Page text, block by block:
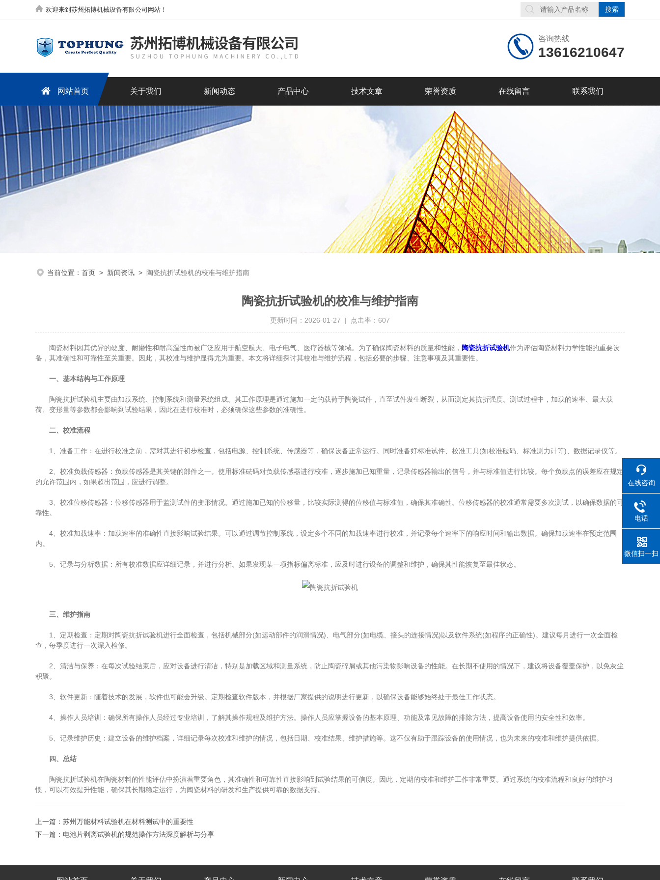
欢迎来到苏州拓博机械设备有限公司网站！
咨询热线
13616210647
网站首页 关于我们 新闻动态 产品中心 技术文章 荣誉资质 在线留言 联系我们
当前位置： 首页 > 新闻资讯 > 陶瓷抗折试验机的校准与维护指南
陶瓷抗折试验机的校准与维护指南
更新时间：2026-01-27 | 点击率：607
陶瓷材料因其优异的硬度、耐磨性和耐高温性而被广泛应用于航空航天、电子电气、医疗器械等领域。为了确保陶瓷材料的质量和性能， 陶瓷抗折试验机作为评估陶瓷材料力学性能的重要设
备，其准确性和可靠性至关重要。因此，其校准与维护显得尤为重要。本文将详细探讨其校准与维护流程，包括必要的步骤、注意事项及其重要性。
一、基本结构与工作原理
陶瓷抗折试验机主要由加载系统、控制系统和测量系统组成。其工作原理是通过施加一定的载荷于陶瓷试件，直至试件发生断裂，从而测定其抗折强度。测试过程中，加载的速率、最大载
荷、变形量等参数都会影响到试验结果，因此在进行校准时，必须确保这些参数的准确性。
二、校准流程
1、准备工作：在进行校准之前，需对其进行初步检查，包括电源、控制系统、传感器等，确保设备正常运行。同时准备好标准试件、校准工具(如校准砝码、标准测力计等)、数据记录仪等。
2、校准负载传感器：负载传感器是其关键的部件之一。使用标准砝码对负载传感器进行校准，逐步施加已知重量，记录传感器输出的信号，并与标准值进行比较。每个负载点的误差应在规定
的允许范围内，如果超出范围，应进行调整。
3、校准位移传感器：位移传感器用于监测试件的变形情况。通过施加已知的位移量，比较实际测得的位移值与标准值，确保其准确性。位移传感器的校准通常需要多次测试，以确保数据的可
靠性。
4、校准加载速率：加载速率的准确性直接影响试验结果。可以通过调节控制系统，设定多个不同的加载速率进行校准，并记录每个速率下的响应时间和输出数据。确保加载速率在预定范围
内。
5、记录与分析数据：所有校准数据应详细记录，并进行分析。如果发现某一项指标偏离标准，应及时进行设备的调整和维护，确保其性能恢复至最佳状态。
三、维护指南
1、定期检查：定期对陶瓷抗折试验机进行全面检查，包括机械部分(如运动部件的润滑情况)、电气部分(如电缆、接头的连接情况)以及软件系统(如程序的正确性)。建议每月进行一次全面检
查，每季度进行一次深入检修。
2、清洁与保养：在每次试验结束后，应对设备进行清洁，特别是加载区域和测量系统，防止陶瓷碎屑或其他污染物影响设备的性能。在长期不使用的情况下，建议将设备覆盖保护，以免灰尘
积聚。
3、软件更新：随着技术的发展，软件也可能会升级。定期检查软件版本，并根据厂家提供的说明进行更新，以确保设备能够始终处于最佳工作状态。
4、操作人员培训：确保所有操作人员经过专业培训，了解其操作规程及维护方法。操作人员应掌握设备的基本原理、功能及常见故障的排除方法，提高设备使用的安全性和效率。
5、记录维护历史：建立设备的维护档案，详细记录每次校准和维护的情况，包括日期、校准结果、维护措施等。这不仅有助于跟踪设备的使用情况，也为未来的校准和维护提供依据。
四、总结
陶瓷抗折试验机在陶瓷材料的性能评估中扮演着重要角色，其准确性和可靠性直接影响到试验结果的可信度。因此，定期的校准和维护工作非常重要。通过系统的校准流程和良好的维护习
惯，可以有效提升性能，确保其长期稳定运行，为陶瓷材料的研发和生产提供可靠的数据支持。
上一篇： 苏州万能材料试验机在材料测试中的重要性
下一篇： 电池片剥离试验机的规范操作方法深度解析与分享
在线咨询
电话
微信扫一扫